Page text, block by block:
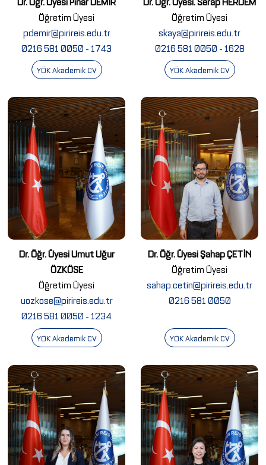
Öğretim Üyesi
pdemir@pirireis.edu.tr
0216 581 0050 - 1743
YÖK Akademik CV
Öğretim Üyesi
skaya@pirireis.edu.tr
0216 581 0050 - 1628
YÖK Akademik CV
Dr. Öğr. Üyesi Umut Uğur
ÖZKÖSE
Öğretim Üyesi
uozkose@pirireis.edu.tr
0216 581 0050 - 1234
YÖK Akademik CV
Dr. Öğr. Üyesi Şahap ÇETİN
Öğretim Üyesi
sahap.cetin@pirireis.edu.tr
0216 581 0050
YÖK Akademik CV